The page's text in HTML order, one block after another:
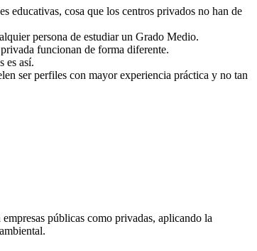
educativas, cosa que los centros privados no han de
persona de estudiar un Grado Medio.
funcionan de forma diferente.
es así.
ser perfiles con mayor experiencia práctica y no tan
públicas como privadas, aplicando la